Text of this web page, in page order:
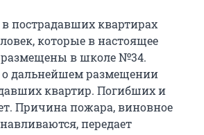
пострадавших квартирах
которые в настоящее
в школе №34.
о дальнейшем размещении
квартир. Погибших и
Причина пожара, виновное
передает